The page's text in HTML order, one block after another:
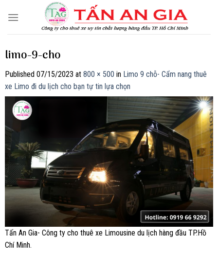
limo-9-cho
Published 07/15/2023 at 800 × 500 in Limo 9 chỗ- Cẩm nang thuê
xe Limo đi du lịch cho bạn tự tin lựa chọn
Tấn An Gia- Công ty cho thuê xe Limousine du lịch hàng đầu TP.Hồ
Chí Minh.